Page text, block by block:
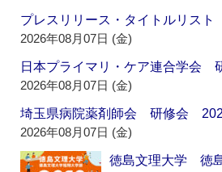
プレスリリース・タイトルリス
2026年08月07日 (金)
日本プライマリ・ケア連合学会
2026年08月07日 (金)
埼玉県病院薬剤師会 研修会
2026年08月07日 (金)
徳島文理大学 徳